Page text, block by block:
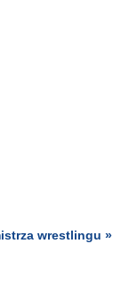
wrestlingu »